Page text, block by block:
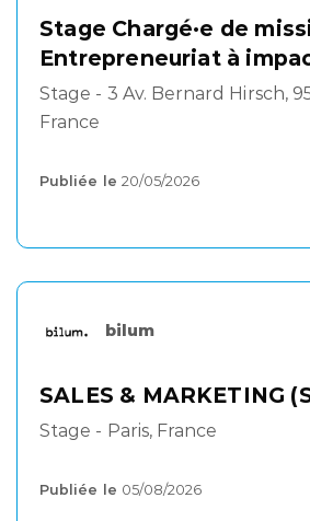
Stage Chargé·e de
Entrepreneuriat à
Stage - 3 Av. Bernard Hirsch,
France
Publiée le 20/05/2026
bilum
SALES & MARKETING
Stage - Paris, France
Publiée le 05/08/2026